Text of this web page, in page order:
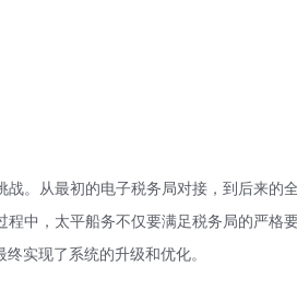
。从最初的电子税务局对接，到后来的
中，太平船务不仅要满足税务局的严格
实现了系统的升级和优化。